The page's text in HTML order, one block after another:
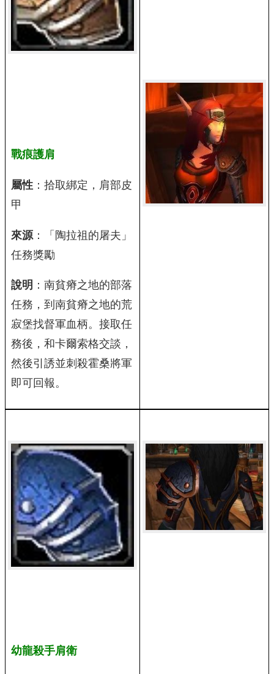
戰痕護肩
屬性：拾取綁定，肩部皮
甲
來源：「陶拉祖的屠夫」
任務獎勵
說明 ：南貧瘠之地的部落
任務，到南貧瘠之地的荒
寂堡找督軍血柄。接取任
務後，和卡爾索格交談，
然後引誘並刺殺霍桑將軍
即可回報。
幼龍殺手肩衛